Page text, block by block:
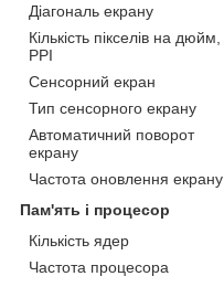
Діагональ екрану
Кількість пікселів на дюйм,
PPI
Сенсорний екран
Тип сенсорного екрану
Автоматичний поворот
екрану
Частота оновлення екрану
Пам'ять і процесор
Кількість ядер
Частота процесора